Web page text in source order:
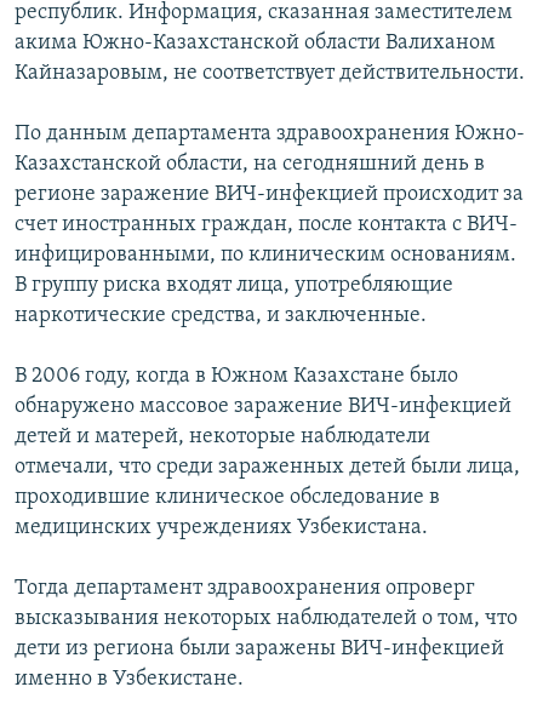
республик. Информация, сказанная заместителем
акима Южно-Казахстанской области Валиханом
Кайназаровым, не соответствует действительности.
По данным департамента здравоохранения Южно-
Казахстанской области, на сегодняшний день в
регионе заражение ВИЧ-инфекцией происходит за
счет иностранных граждан, после контакта с ВИЧ-
инфицированными, по клиническим основаниям.
В группу риска входят лица, употребляющие
наркотические средства, и заключенные.
В 2006 году, когда в Южном Казахстане было
обнаружено массовое заражение ВИЧ-инфекцией
детей и матерей, некоторые наблюдатели
отмечали, что среди зараженных детей были лица,
проходившие клиническое обследование в
медицинских учреждениях Узбекистана.
Тогда департамент здравоохранения опроверг
высказывания некоторых наблюдателей о том, что
дети из региона были заражены ВИЧ-инфекцией
именно в Узбекистане.